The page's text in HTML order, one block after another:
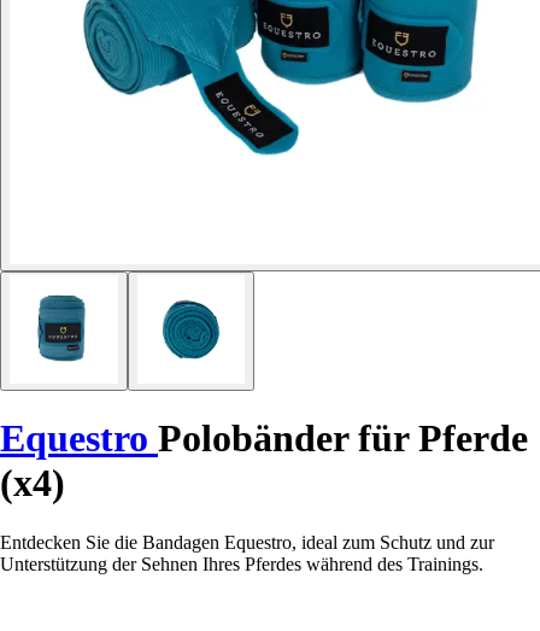
Equestro Polobänder für Pferde
(x4)
Entdecken Sie die Bandagen Equestro, ideal zum Schutz und zur
Unterstützung der Sehnen Ihres Pferdes während des Trainings.